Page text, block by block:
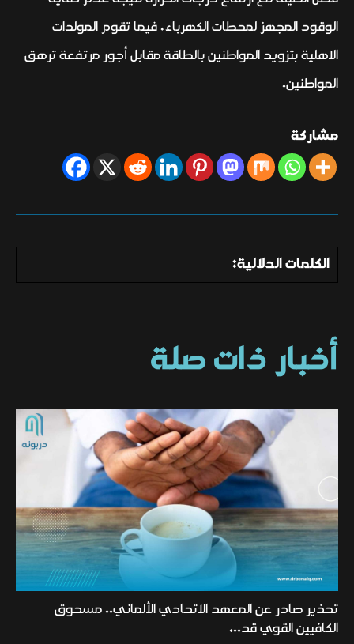
الوقود المجهز لمحطات الكهرباء، فيما تقوم المولدات
الاهلية بتزويد المواطنين بالطاقة مقابل أجور مرتفعة ترهق
المواطنين.
مشاركة
الكلمات الدلالية:
أخبار ذات صلة
تحذير صادر عن المعهد الاتحادي الألماني.. مسحوق
الكافيين القوي قد...